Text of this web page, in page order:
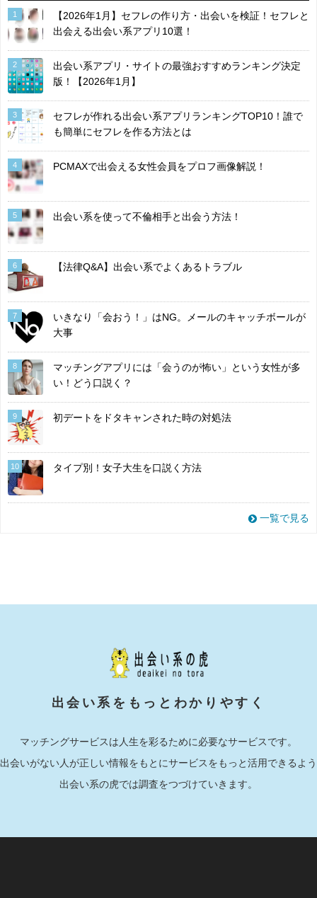
1
【2026年1月】セフレの作り方・出会いを検証！セフレと
出会える出会い系アプリ10選！
2
出会い系アプリ・サイトの最強おすすめランキング決定
版！【2026年1月】
3
セフレが作れる出会い系アプリランキングTOP10！誰で
も簡単にセフレを作る方法とは
4 PCMAXで出会える女性会員をプロフ画像解説！
5 出会い系を使って不倫相手と出会う方法！
6 【法律Q&A】出会い系でよくあるトラブル
7
いきなり「会おう！」はNG。メールのキャッチボールが
大事
8
マッチングアプリには「会うのが怖い」という女性が多
い！どう口説く？
9 初デートをドタキャンされた時の対処法
10 タイプ別！女子大生を口説く方法
一覧で見る
出会い系をもっとわかりやすく
マッチングサービスは人生を彩るために必要なサービスです。
出会いがない人が正しい情報をもとにサービスをもっと活用できるよう
出会い系の虎では調査をつづけていきます。